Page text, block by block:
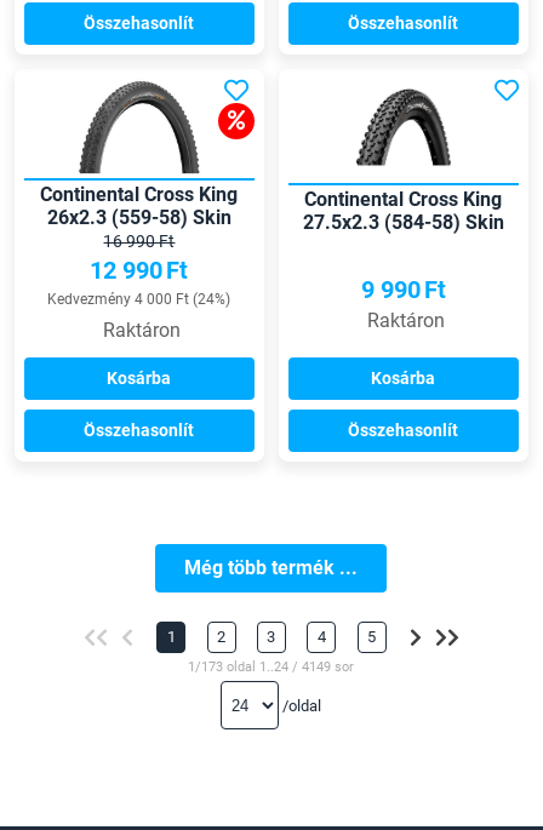
Összehasonlít Összehasonlít
Continental Cross King
26x2.3 (559-58) Skin
hajtogatható külső gumi
16 990 Ft
12 990Ft
Kedvezmény 4 000 Ft (24%)
Raktáron
Kosárba
Összehasonlít
Continental Cross King
27.5x2.3 (584-58) Skin
9 990Ft
Raktáron
Kosárba
Összehasonlít
Még több termék ...
1 2 3 4 5
1/173 oldal 1..24 / 4149 sor
/oldal